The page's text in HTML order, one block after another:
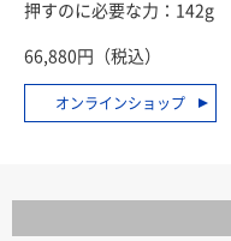
押すのに必要な力：142g
66,880円（税込）
オンラインショップ